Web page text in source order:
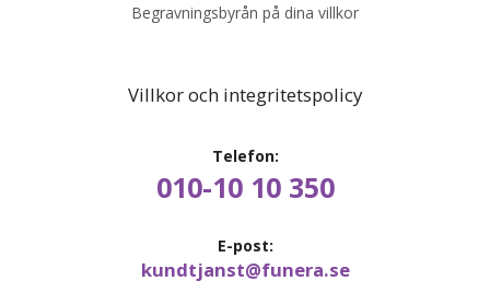
Begravningsbyrån på dina villkor
Villkor och integritetspolicy
Telefon:
010-10 10 350
E-post:
kundtjanst@funera.se